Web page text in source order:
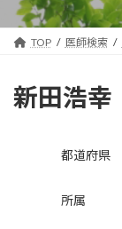
プ
動
TOP 医師検索
新田浩幸
都道府県
所属